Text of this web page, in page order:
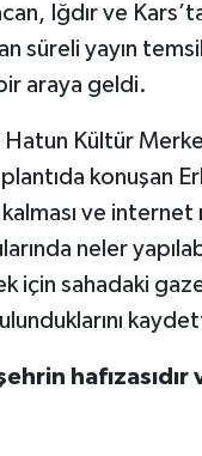
Iğdır ve
süreli yayın
araya geldi.
Hatun Kültür
konuşan
kalması ve internet
neler
için sahadaki
şehrin